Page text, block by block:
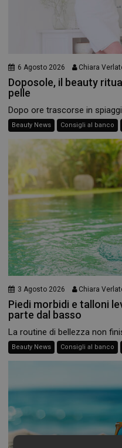
6 Agosto 2026 Chiara
Doposole, il beauty
pelle
Dopo ore trascorse in
Beauty News Consigli al banco
3 Agosto 2026 Chiara
Piedi morbidi e talloni
parte dal basso
La routine di bellezza non
Beauty News Consigli al banco